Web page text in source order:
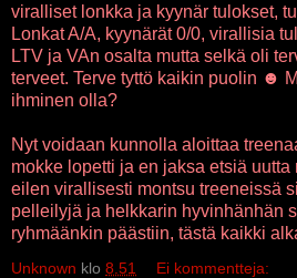
viralliset lonkka ja kyynär tulokset,
Lonkat A/A, kyynärät 0/0, virallisia
LTV ja VAn osalta mutta selkä oli
terveet. Terve tyttö kaikin puolin ☻
ihminen olla?
Nyt voidaan kunnolla aloittaa
mokke lopetti ja en jaksa etsiä
eilen virallisesti montsu treeneissä
pelleilyjä ja helkkarin hyvinhänhän
ryhmäänkin päästiin, tästä kaikki
Unknown klo 8.51 Ei kommentteja: